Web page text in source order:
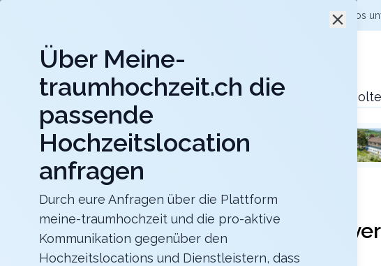
Jetzt kostenlos
meine-traumhochzeit.ch
Hochzeitslocations Hochzeitsdienstleister
Maxililian
Für eine unvergessliche Feier mit einer herrlich
Zurück zur Suche
Smartphone Schnitzeljagd
5
Über Meine-
traumhochzeit.ch die
passende
Hochzeitslocation
anfragen
Durch eure Anfragen über die Plattform
meine-traumhochzeit und die pro-aktive
Kommunikation gegenüber den
Hochzeitslocations und Dienstleistern, dass